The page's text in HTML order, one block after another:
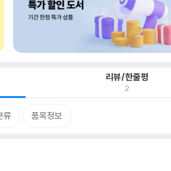
리뷰/한줄평
2
류 품목정보